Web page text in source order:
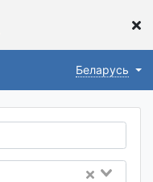
Беларусь